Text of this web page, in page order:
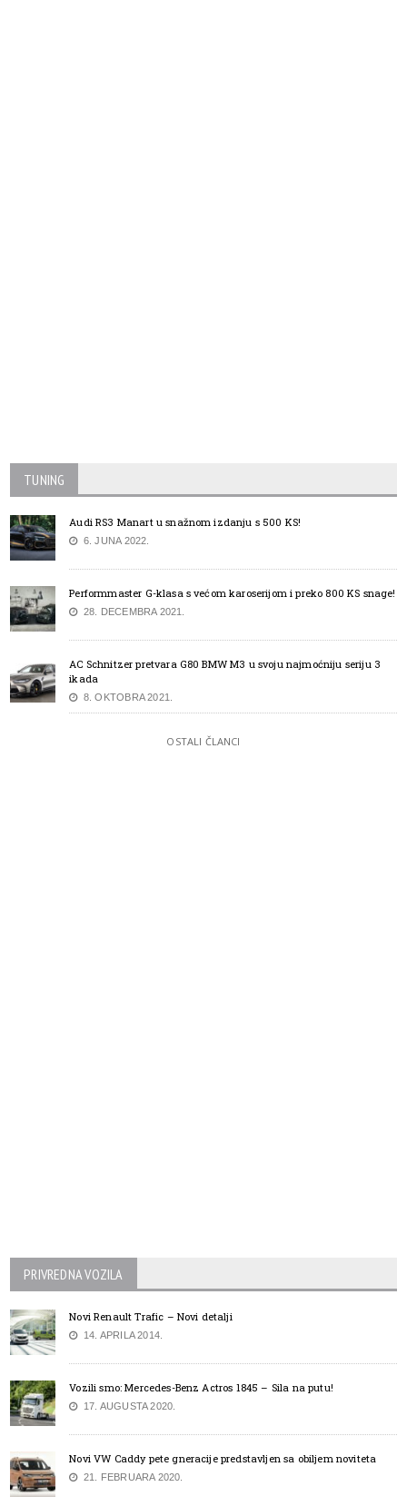
TUNING
Audi RS3 Manart u snažnom izdanju s 500 KS!
6. JUNA 2022.
Performmaster G-klasa s većom karoserijom i preko 800 KS snage!
28. DECEMBRA 2021.
AC Schnitzer pretvara G80 BMW M3 u svoju najmoćniju seriju 3
ikada
8. OKTOBRA 2021.
OSTALI ČLANCI
PRIVREDNA VOZILA
Novi Renault Trafic – Novi detalji
14. APRILA 2014.
Vozili smo: Mercedes-Benz Actros 1845 – Sila na putu!
17. AUGUSTA 2020.
Novi VW Caddy pete gneracije predstavljen sa obiljem noviteta
21. FEBRUARA 2020.